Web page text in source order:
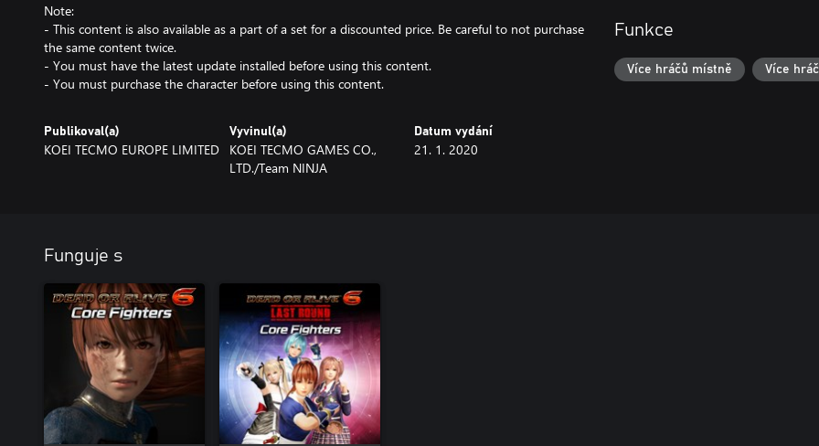
Note:
- This content is also available as a part of a set for a discounted price. Be careful to not purchase
the same content twice.
- You must have the latest update installed before using this content.
- You must purchase the character before using this content.
Publikoval(a)
KOEI TECMO EUROPE LIMITED
Vyvinul(a)
KOEI TECMO GAMES CO.,
LTD./Team NINJA
Datum vydání
21. 1. 2020
Funkce
Více hráčů místně Více
Funguje s